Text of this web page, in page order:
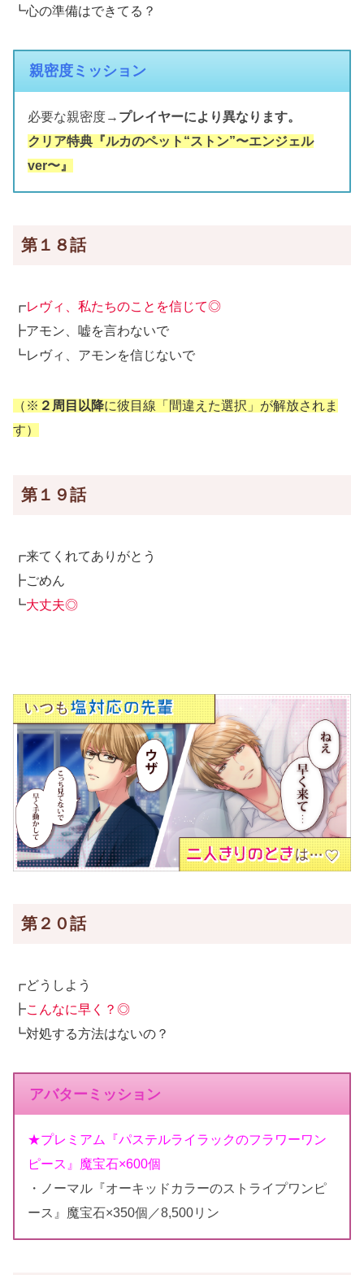
┗心の準備はできてる？
親密度ミッション
必要な親密度→ プレイヤーにより異なります。
クリア特典『ルカのペット“ストン”〜エンジェル
ver〜』
第１８話
┏レヴィ、私たちのことを信じて◎
┣アモン、嘘を言わないで
┗レヴィ、アモンを信じないで
（※ ２周目以降に彼目線「間違えた選択」が解放されま
す）
第１９話
┏来てくれてありがとう
┣ごめん
┗大丈夫◎
第２０話
┏どうしよう
┣こんなに早く？◎
┗対処する方法はないの？
アバターミッション
★プレミアム『パステルライラックのフラワーワン
ピース』魔宝石×600個
・ノーマル『オーキッドカラーのストライプワンピ
ース』魔宝石×350個／8,500リン